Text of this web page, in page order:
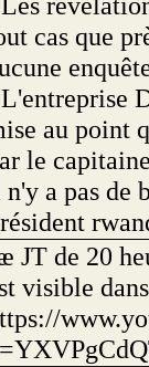
cas que
au point
le
a pas de
JT de 20
visible